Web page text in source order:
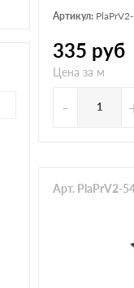
Шифер 7-волновой
Артикул:
335 руб
Цена за м
-
Арт. PlaPrV2-